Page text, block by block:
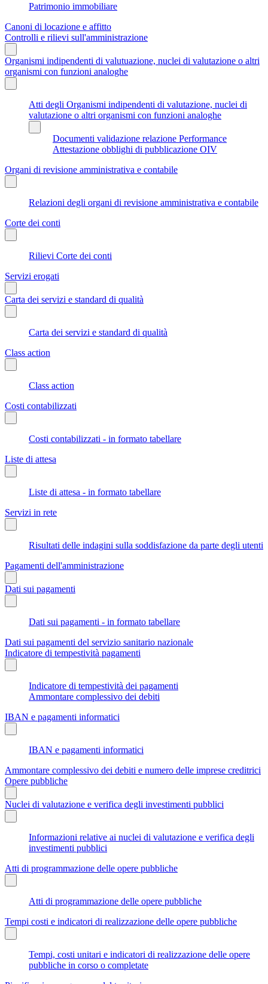
Patrimonio immobiliare
Canoni di locazione e affitto
Controlli e rilievi sull'amministrazione
Organismi indipendenti di valutuazione, nuclei di valutazione o altri
organismi con funzioni analoghe
Atti degli Organismi indipendenti di valutazione, nuclei di
valutazione o altri organismi con funzioni analoghe
Documenti validazione relazione Performance
Attestazione obblighi di pubblicazione OIV
Organi di revisione amministrativa e contabile
Relazioni degli organi di revisione amministrativa e contabile
Corte dei conti
Rilievi Corte dei conti
Servizi erogati
Carta dei servizi e standard di qualità
Carta dei servizi e standard di qualità
Class action
Class action
Costi contabilizzati
Costi contabilizzati - in formato tabellare
Liste di attesa
Liste di attesa - in formato tabellare
Servizi in rete
Risultati delle indagini sulla soddisfazione da parte degli utenti
Pagamenti dell'amministrazione
Dati sui pagamenti
Dati sui pagamenti - in formato tabellare
Dati sui pagamenti del servizio sanitario nazionale
Indicatore di tempestività pagamenti
Indicatore di tempestività dei pagamenti
Ammontare complessivo dei debiti
IBAN e pagamenti informatici
IBAN e pagamenti informatici
Ammontare complessivo dei debiti e numero delle imprese creditrici
Opere pubbliche
Nuclei di valutazione e verifica degli investimenti pubblici
Informazioni relative ai nuclei di valutazione e verifica degli
investimenti pubblici
Atti di programmazione delle opere pubbliche
Atti di programmazione delle opere pubbliche
Tempi costi e indicatori di realizzazione delle opere pubbliche
Tempi, costi unitari e indicatori di realizzazione delle opere
pubbliche in corso o completate